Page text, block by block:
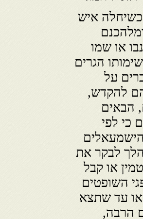
איש
או שמו
הגרים
על
להקדש,
הבאים
כי לפי
לבקר את
או קבל
השופטים
או עד שתצא
הרבה,